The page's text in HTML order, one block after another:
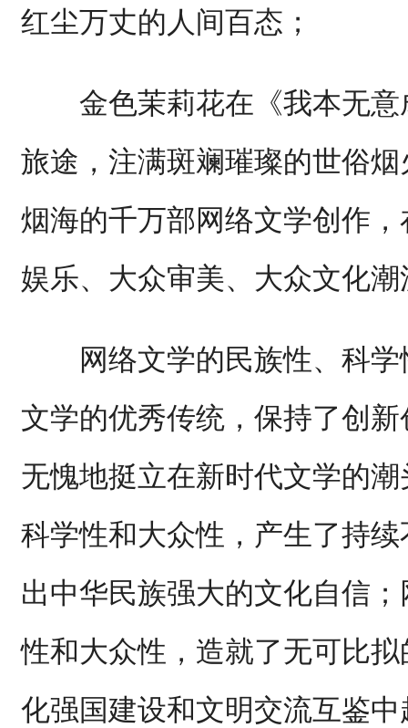
红尘万丈的人间百态；
金色茉莉花在《我本无意
旅途，注满斑斓璀璨的世俗
烟海的千万部网络文学创作
娱乐、大众审美、大众文化潮
网络文学的民族性、科学
文学的优秀传统，保持了创
无愧地挺立在新时代文学的
科学性和大众性，产生了持
出中华民族强大的文化自信
性和大众性，造就了无可比
化强国建设和文明交流互鉴